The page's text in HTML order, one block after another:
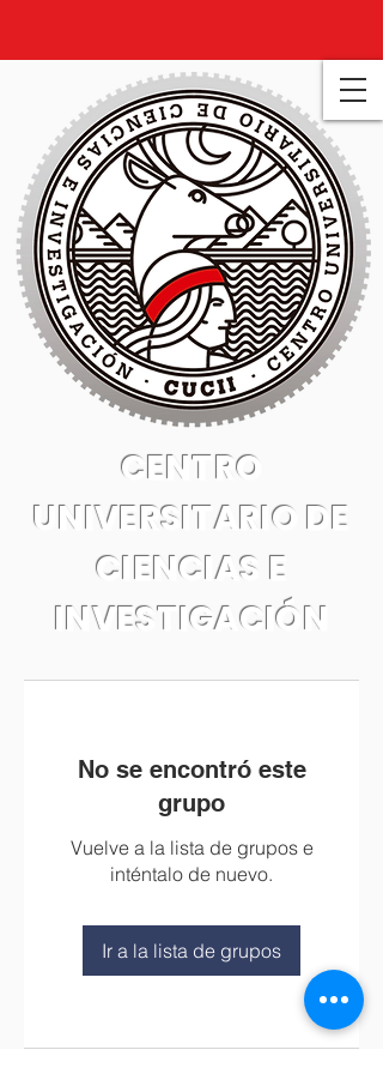
CENTRO
UNIVERSITARIO DE
CIENCIAS E
INVESTIGACIÓN
No se encontró este
grupo
Vuelve a la lista de grupos e
inténtalo de nuevo.
Ir a la lista de grupos